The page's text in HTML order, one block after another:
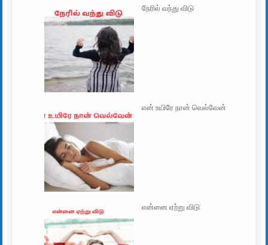
நேரில் வந்து விடு
என் உயிரே நான் வெல்வேன்
என்னை ஏற்று விடு